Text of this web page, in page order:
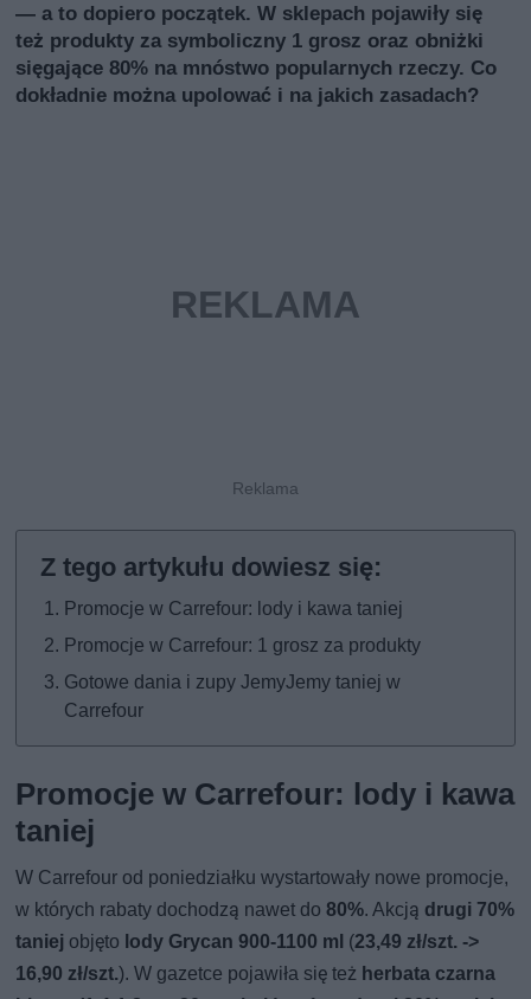
— a to dopiero początek. W sklepach pojawiły się
też produkty za symboliczny 1 grosz oraz obniżki
sięgające 80% na mnóstwo popularnych rzeczy. Co
dokładnie można upolować i na jakich zasadach?
Promocje w Carrefour: lody i kawa taniej
Promocje w Carrefour: 1 grosz za produkty
Gotowe dania i zupy JemyJemy taniej w
Carrefour
Promocje w Carrefour: lody i kawa
taniej
W Carrefour od poniedziałku wystartowały nowe promocje,
w których rabaty dochodzą nawet do80%. Akcją drugi 70%
taniej objęto lody Grycan 900-1100 ml (23,49 zł/szt. ->
16,90 zł/szt.). W gazetce pojawiła się też herbata czarna